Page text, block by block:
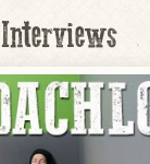
Interviews